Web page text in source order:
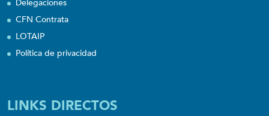
Delegaciones
CFN Contrata
LOTAIP
Política de privacidad
LINKS DIRECTOS